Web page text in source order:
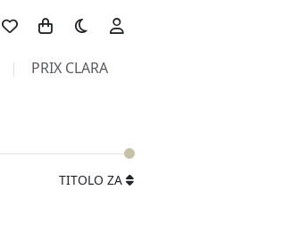
Toggle theme
PRIX CLARA
TITOLO ZA